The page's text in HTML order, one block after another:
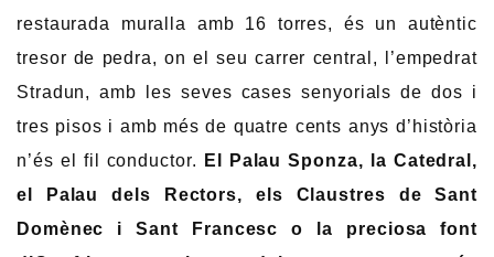
restaurada muralla amb 16 torres, és un autèntic
tresor de pedra, on el seu carrer central, l’empedrat
Stradun, amb les seves cases senyorials de dos i
tres pisos i amb més de quatre cents anys d’història
n’és el fil conductor.
El Palau Sponza, la Catedral,
el Palau dels Rectors, els Claustres de Sant
Domènec i Sant Francesc o la preciosa font